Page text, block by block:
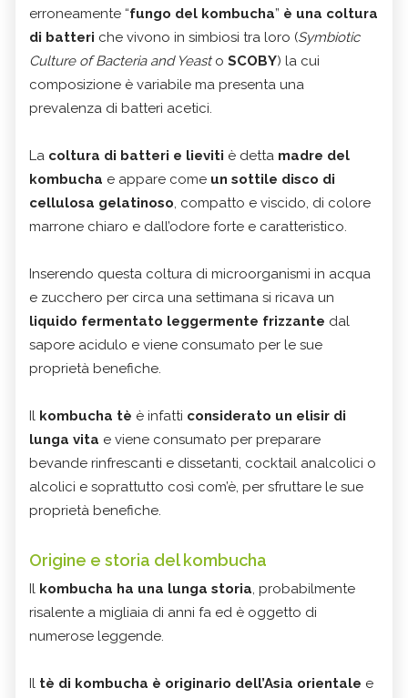
erroneamente “fungo del kombucha” è una coltura
di batteri che vivono in simbiosi tra loro (Symbiotic
Culture of Bacteria and Yeast o SCOBY) la cui
composizione è variabile ma presenta una
prevalenza di batteri acetici.
La coltura di batteri e lieviti è detta madre del
kombucha e appare come un sottile disco di
cellulosa gelatinoso, compatto e viscido, di colore
marrone chiaro e dall’odore forte e caratteristico.
Inserendo questa coltura di microorganismi in acqua
e zucchero per circa una settimana si ricava un
liquido fermentato leggermente frizzante dal
sapore acidulo e viene consumato per le sue
proprietà benefiche.
Il kombucha tè è infatti considerato un elisir di
lunga vita e viene consumato per preparare
bevande rinfrescanti e dissetanti, cocktail analcolici o
alcolici e soprattutto così com’è, per sfruttare le sue
proprietà benefiche.
Origine e storia del kombucha
Il kombucha ha una lunga storia, probabilmente
risalente a migliaia di anni fa ed è oggetto di
numerose leggende.
Il tè di kombucha è originario dell’Asia orientale e